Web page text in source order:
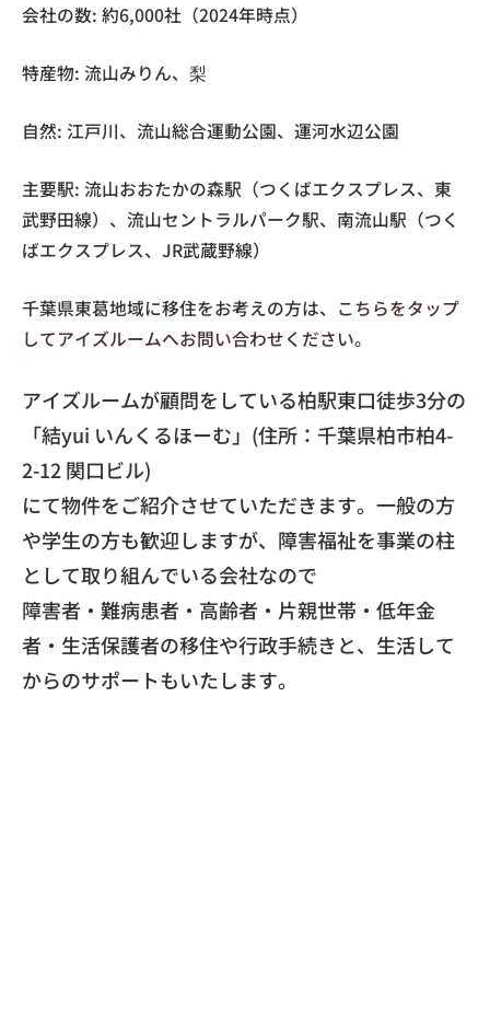
会社の数: 約6,000社（2024年時点）
特産物: 流山みりん、梨
自然: 江戸川、流山総合運動公園、運河水辺公園
主要駅: 流山おおたかの森駅（つくばエクスプレス、東
武野田線）、流山セントラルパーク駅、南流山駅（つく
ばエクスプレス、JR武蔵野線）
千葉県東葛地域に移住をお考えの方は、 こちらをタップ
してアイズルームへお問い合わせください。
アイズルームが顧問をしている柏駅東口徒歩3分の
「結yui いんくるほーむ」(住所：千葉県柏市柏4-
2-12 関口ビル)
にて物件をご紹介させていただきます。一般の方
や学生の方も歓迎しますが、障害福祉を事業の柱
として取り組んでいる会社なので
障害者・難病患者・高齢者・片親世帯・低年金
者・生活保護者の移住や行政手続きと、生活して
からのサポートもいたします。